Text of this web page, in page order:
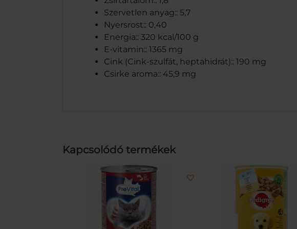
Szervetlen anyag:: 5,7
Nyersrost:: 0,40
Energia:: 320 kcal/100 g
E-vitamin:: 1365 mg
Cink (Cink-szulfát, heptahidrát):: 190 mg
Csirke aroma:: 45,9 mg
Kapcsolódó termékek